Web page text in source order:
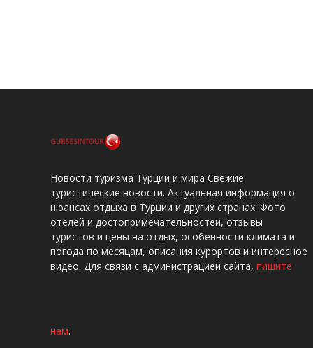
Новости туризма Турции и мира Свежие
туристические новости. Актуальная информация о
нюансах отдыха в Турции и других странах. Фото
отелей и достопримечательностей, отзывы
туристов и цены на отдых, особенности климата и
погода по месяцам, описания курортов и интересное
видео. Для связи с администрацией сайта, пишите
нам.